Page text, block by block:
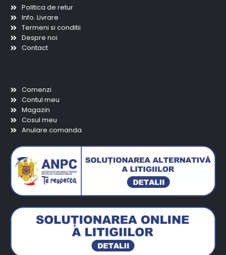
Politica de retur
Info. Livrare
Termeni si conditii
Despre noi
Contact
Comenzi
Contul meu
Magazin
Cosul meu
Anulare comanda